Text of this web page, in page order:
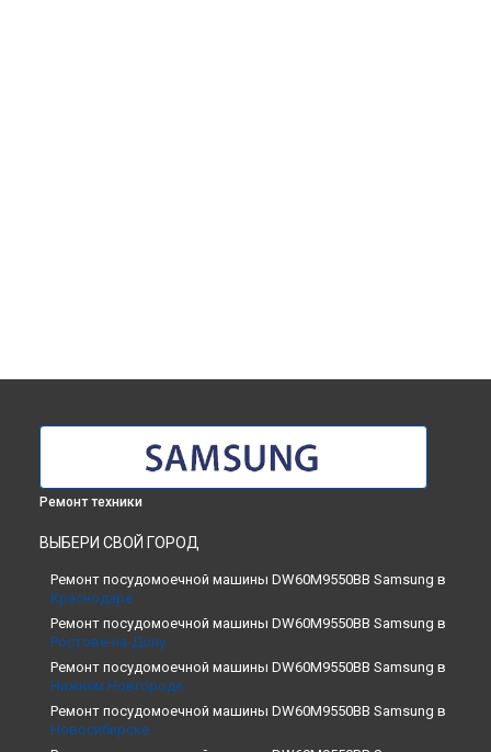
Ремонт техники
ВЫБЕРИ СВОЙ ГОРОД
Ремонт посудомоечной машины DW60M9550BB Samsung в
Краснодаре
Ремонт посудомоечной машины DW60M9550BB Samsung в
Ростове-на-Дону
Ремонт посудомоечной машины DW60M9550BB Samsung в
Нижнем Новгороде
Ремонт посудомоечной машины DW60M9550BB Samsung в
Новосибирске